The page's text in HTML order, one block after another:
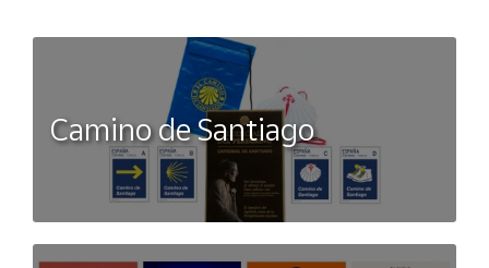
Camino de Santiago